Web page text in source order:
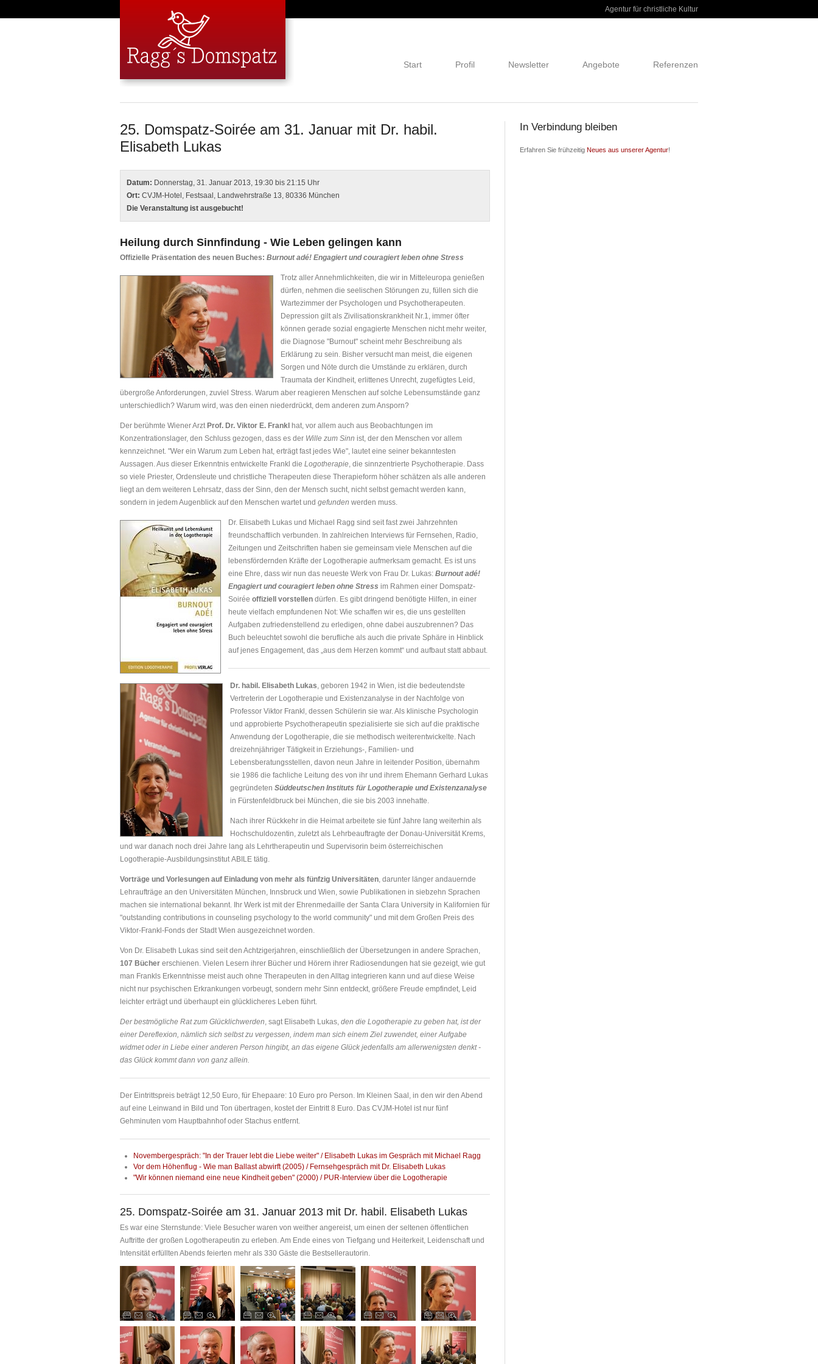
Agentur für christliche Kultur
Start Profil Newsletter Angebote Referenzen
25. Domspatz-Soirée am 31. Januar mit Dr. habil.
Elisabeth Lukas
Datum: Donnerstag, 31. Januar 2013, 19:30 bis 21:15 Uhr
Ort: CVJM-Hotel, Festsaal, Landwehrstraße 13, 80336 München
Die Veranstaltung ist ausgebucht!
Heilung durch Sinnfindung - Wie Leben gelingen kann
Offizielle Präsentation des neuen Buches: Burnout adé! Engagiert und couragiert leben ohne Stress
Trotz aller Annehmlichkeiten, die wir in Mitteleuropa genießen
dürfen, nehmen die seelischen Störungen zu, füllen sich die
Wartezimmer der Psychologen und Psychotherapeuten.
Depression gilt als Zivilisationskrankheit Nr.1, immer öfter
können gerade sozial engagierte Menschen nicht mehr weiter,
die Diagnose "Burnout" scheint mehr Beschreibung als
Erklärung zu sein. Bisher versucht man meist, die eigenen
Sorgen und Nöte durch die Umstände zu erklären, durch
Traumata der Kindheit, erlittenes Unrecht, zugefügtes Leid,
übergroße Anforderungen, zuviel Stress. Warum aber reagieren Menschen auf solche Lebensumstände ganz
unterschiedlich? Warum wird, was den einen niederdrückt, dem anderen zum Ansporn?
Der berühmte Wiener Arzt Prof. Dr. Viktor E. Frankl hat, vor allem auch aus Beobachtungen im
Konzentrationslager, den Schluss gezogen, dass es der Wille zum Sinn ist, der den Menschen vor allem
kennzeichnet. "Wer ein Warum zum Leben hat, erträgt fast jedes Wie", lautet eine seiner bekanntesten
Aussagen. Aus dieser Erkenntnis entwickelte Frankl die Logotherapie, die sinnzentrierte Psychotherapie. Dass
so viele Priester, Ordensleute und christliche Therapeuten diese Therapieform höher schätzen als alle anderen
liegt an dem weiteren Lehrsatz, dass der Sinn, den der Mensch sucht, nicht selbst gemacht werden kann,
sondern in jedem Augenblick auf den Menschen wartet und gefunden werden muss.
Dr. Elisabeth Lukas und Michael Ragg sind seit fast zwei Jahrzehnten
freundschaftlich verbunden. In zahlreichen Interviews für Fernsehen, Radio,
Zeitungen und Zeitschriften haben sie gemeinsam viele Menschen auf die
lebensfördernden Kräfte der Logotherapie aufmerksam gemacht. Es ist uns
eine Ehre, dass wir nun das neueste Werk von Frau Dr. Lukas: Burnout adé!
Engagiert und couragiert leben ohne Stress im Rahmen einer Domspatz-
Soirée offiziell vorstellen dürfen. Es gibt dringend benötigte Hilfen, in einer
heute vielfach empfundenen Not: Wie schaffen wir es, die uns gestellten
Aufgaben zufriedenstellend zu erledigen, ohne dabei auszubrennen? Das
Buch beleuchtet sowohl die berufliche als auch die private Sphäre in Hinblick
auf jenes Engagement, das „aus dem Herzen kommt“ und aufbaut statt abbaut.
Dr. habil. Elisabeth Lukas, geboren 1942 in Wien, ist die bedeutendste
Vertreterin der Logotherapie und Existenzanalyse in der Nachfolge von
Professor Viktor Frankl, dessen Schülerin sie war. Als klinische Psychologin
und approbierte Psychotherapeutin spezialisierte sie sich auf die praktische
Anwendung der Logotherapie, die sie methodisch weiterentwickelte. Nach
dreizehnjähriger Tätigkeit in Erziehungs-, Familien- und
Lebensberatungsstellen, davon neun Jahre in leitender Position, übernahm
sie 1986 die fachliche Leitung des von ihr und ihrem Ehemann Gerhard Lukas
gegründeten Süddeutschen Instituts für Logotherapie und Existenzanalyse
in Fürstenfeldbruck bei München, die sie bis 2003 innehatte.
Nach ihrer Rückkehr in die Heimat arbeitete sie fünf Jahre lang weiterhin als
Hochschuldozentin, zuletzt als Lehrbeauftragte der Donau-Universität Krems,
und war danach noch drei Jahre lang als Lehrtherapeutin und Supervisorin beim österreichischen
Logotherapie-AusbildungsinstitutABILE tätig.
Vorträge und Vorlesungen auf Einladung von mehr als fünfzig Universitäten, darunter länger andauernde
Lehraufträge an den Universitäten München, Innsbruck und Wien, sowie Publikationen in siebzehn Sprachen
machen sie international bekannt. Ihr Werk ist mit der Ehrenmedaille der Santa Clara University in Kalifornien für
"outstanding contributions in counseling psychology to the world community" und mit dem Großen Preis des
Viktor-Frankl-Fonds der Stadt Wien ausgezeichnet worden.
Von Dr. Elisabeth Lukas sind seit den Achtzigerjahren, einschließlich der Übersetzungen in andere Sprachen,
107 Bücher erschienen. Vielen Lesern ihrer Bücher und Hörern ihrer Radiosendungen hat sie gezeigt, wie gut
man Frankls Erkenntnisse meist auch ohne Therapeuten in den Alltag integrieren kann und auf diese Weise
nicht nur psychischen Erkrankungen vorbeugt, sondern mehr Sinn entdeckt, größere Freude empfindet, Leid
leichter erträgt und überhaupt ein glücklicheres Leben führt.
Der bestmögliche Rat zum Glücklichwerden, sagt Elisabeth Lukas, den die Logotherapie zu geben hat, ist der
einer Dereflexion, nämlich sich selbst zu vergessen, indem man sich einem Ziel zuwendet, einer Aufgabe
widmet oder in Liebe einer anderen Person hingibt, an das eigene Glück jedenfalls am allerwenigsten denkt -
das Glück kommt dann von ganz allein.
Der Eintrittspreis beträgt 12,50 Euro, für Ehepaare: 10 Euro pro Person. Im Kleinen Saal, in den wir den Abend
auf eine Leinwand in Bild und Ton übertragen, kostet der Eintritt 8 Euro. Das CVJM-Hotel ist nur fünf
Gehminuten vom Hauptbahnhof oder Stachus entfernt.
Novembergespräch: "In der Trauer lebt die Liebe weiter" / Elisabeth Lukas im Gespräch mit Michael Ragg
Vor dem Höhenflug - Wie man Ballast abwirft (2005) / Fernsehgespräch mit Dr. Elisabeth Lukas
"Wir können niemand eine neue Kindheit geben" (2000) / PUR-Interview über die Logotherapie
25. Domspatz-Soirée am 31. Januar 2013 mit Dr. habil. Elisabeth Lukas
Es war eine Sternstunde: Viele Besucher waren von weither angereist, um einen der seltenen öffentlichen
Auftritte der großen Logotherapeutin zu erleben. Am Ende eines von Tiefgang und Heiterkeit, Leidenschaft und
Intensität erfüllten Abends feierten mehr als 330 Gäste die Bestsellerautorin.
In Verbindung bleiben
Erfahren Sie frühzeitig Neues aus unserer Agentur!